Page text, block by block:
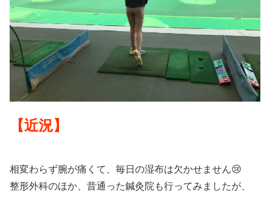
【近況】
相変わらず腕が痛くて、毎日の湿布は欠かせません😢
整形外科のほか、昔通った鍼灸院も行ってみましたが、